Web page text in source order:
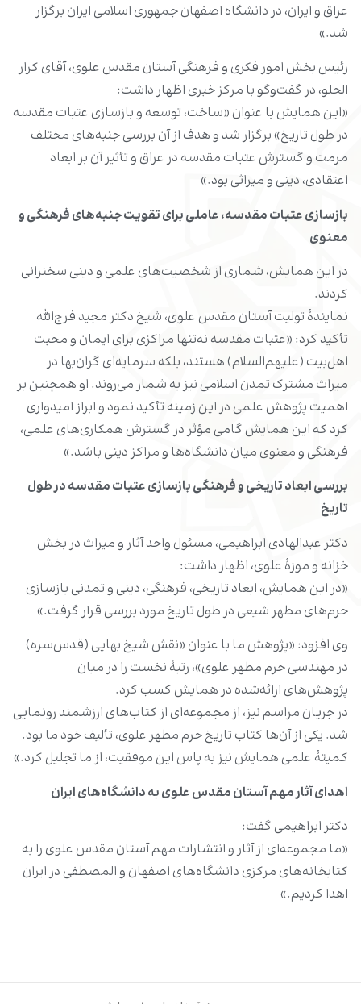
عراق و ایران، در دانشگاه اصفهان جمهوری اسلامی ایران برگزار
شد.»
رئیس بخش امور فکری و فرهنگی آستان مقدس علوی، آقای کرار
الحلو، در گفت‌وگو با مرکز خبری اظهار داشت:
«این همایش با عنوان «ساخت، توسعه و بازسازی عتبات مقدسه
در طول تاریخ» برگزار شد و هدف از آن بررسی جنبه‌های مختلف
مرمت و گسترش عتبات مقدسه در عراق و تأثیر آن بر ابعاد
اعتقادی، دینی و میراثی بود.»
بازسازی عتبات مقدسه، عاملی برای تقویت جنبه‌های فرهنگی و
معنوی
در این همایش، شماری از شخصیت‌های علمی و دینی سخنرانی
کردند.
نمایندۀ تولیت آستان مقدس علوی، شیخ دکتر مجید فرج‌الله
تأکید کرد: «عتبات مقدسه نه‌تنها مراکزی برای ایمان و محبت
اهل‌بیت (علیهم‌السلام) هستند، بلکه سرمایه‌ای گران‌بها در
میراث مشترک تمدن اسلامی نیز به شمار می‌روند. او همچنین بر
اهمیت پژوهش علمی در این زمینه تأکید نمود و ابراز امیدواری
کرد که این همایش گامی مؤثر در گسترش همکاری‌های علمی،
فرهنگی و معنوی میان دانشگاه‌ها و مراکز دینی باشد.»
بررسی ابعاد تاریخی و فرهنگی بازسازی عتبات مقدسه در طول
تاریخ
دکتر عبدالهادی ابراهیمی، مسئول واحد آثار و میراث در بخش
خزانه و موزۀ علوی، اظهار داشت:
«در این همایش، ابعاد تاریخی، فرهنگی، دینی و تمدنی بازسازی
حرم‌های مطهر شیعی در طول تاریخ مورد بررسی قرار گرفت.»
وی افزود: «پژوهش ما با عنوان «نقش شیخ بهایی (قدس‌سره)
در مهندسی حرم مطهر علوی»، رتبۀ نخست را در میان
پژوهش‌های ارائه‌شده در همایش کسب کرد.
در جریان مراسم نیز، از مجموعه‌ای از کتاب‌های ارزشمند رونمایی
شد. یکی از آن‌ها کتاب تاریخ حرم مطهر علوی، تألیف خود ما بود.
کمیتۀ علمی همایش نیز به‌ پاس این موفقیت، از ما تجلیل کرد.»
اهدای آثار مهم آستان مقدس علوی به دانشگاه‌های ایران
دکتر ابراهیمی گفت:
«ما مجموعه‌ای از آثار و انتشارات مهم آستان مقدس علوی را به
کتابخانه‌های مرکزی دانشگاه‌های اصفهان و المصطفی در ایران
اهدا کردیم.»